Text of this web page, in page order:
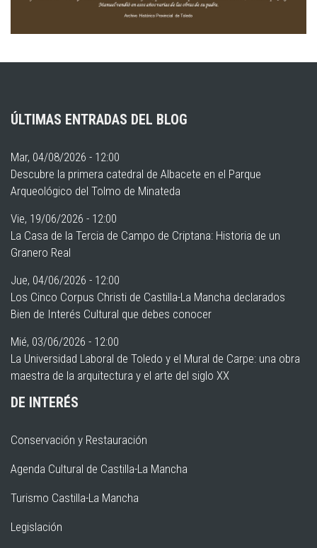
ÚLTIMAS ENTRADAS DEL BLOG
Mar, 04/08/2026 - 12:00
Descubre la primera catedral de Albacete en el Parque
Arqueológico del Tolmo de Minateda
Vie, 19/06/2026 - 12:00
La Casa de la Tercia de Campo de Criptana: Historia de un
Granero Real
Jue, 04/06/2026 - 12:00
Los Cinco Corpus Christi de Castilla-La Mancha declarados
Bien de Interés Cultural que debes conocer
Mié, 03/06/2026 - 12:00
La Universidad Laboral de Toledo y el Mural de Carpe: una obra
maestra de la arquitectura y el arte del siglo XX
DE INTERÉS
Conservación y Restauración
Agenda Cultural de Castilla-La Mancha
Turismo Castilla-La Mancha
Legislación